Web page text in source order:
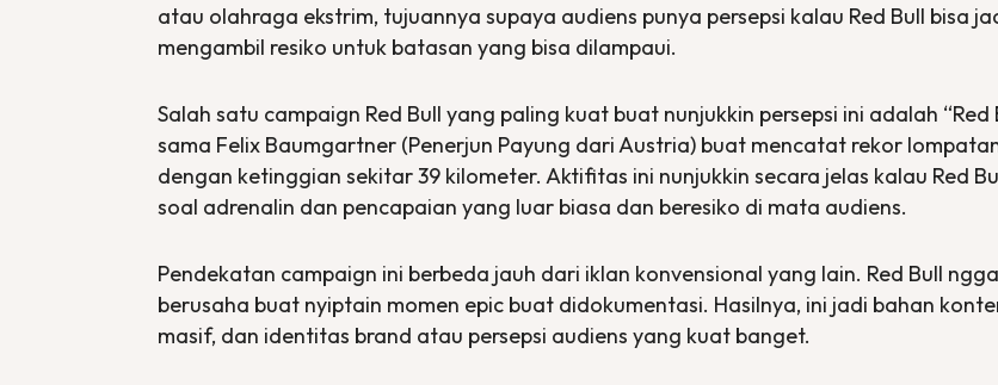
atau olahraga ekstrim, tujuannya supaya audiens punya persepsi kalau Red Bull bisa
mengambil resiko untuk batasan yang bisa dilampaui.
Salah satu campaign Red Bull yang paling kuat buat nunjukkin persepsi ini adalah
sama Felix Baumgartner (Penerjun Payung dari Austria) buat mencatat rekor
dengan ketinggian sekitar 39 kilometer. Aktifitas ini nunjukkin secara jelas kalau Red
soal adrenalin dan pencapaian yang luar biasa dan beresiko di mata audiens.
Pendekatan campaign ini berbeda jauh dari iklan konvensional yang lain. Red Bull
berusaha buat nyiptain momen epic buat didokumentasi. Hasilnya, ini jadi bahan
masif, dan identitas brand atau persepsi audiens yang kuat banget.